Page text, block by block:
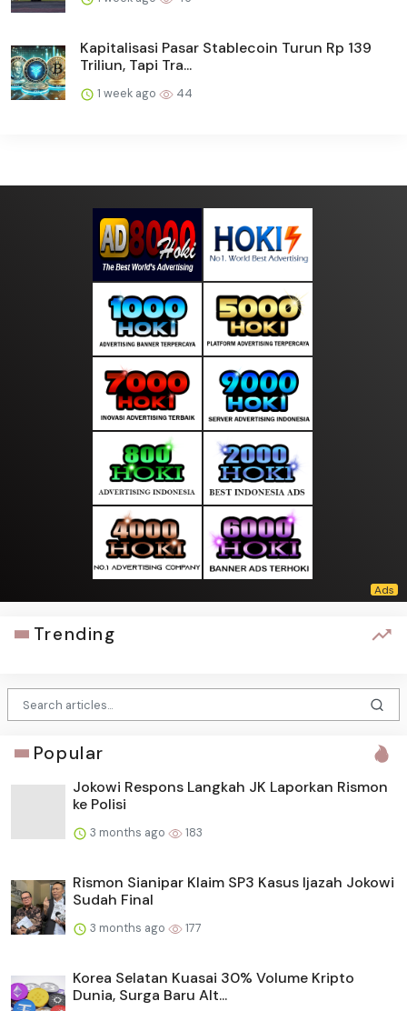
Kapitalisasi Pasar Stablecoin Turun Rp 139
Triliun, Tapi Tra...
1 week ago 44
Trending
Popular
Jokowi Respons Langkah JK Laporkan Rismon
ke Polisi
3 months ago 183
Rismon Sianipar Klaim SP3 Kasus Ijazah Jokowi
Sudah Final
3 months ago 177
Korea Selatan Kuasai 30% Volume Kripto
Dunia, Surga Baru Alt...